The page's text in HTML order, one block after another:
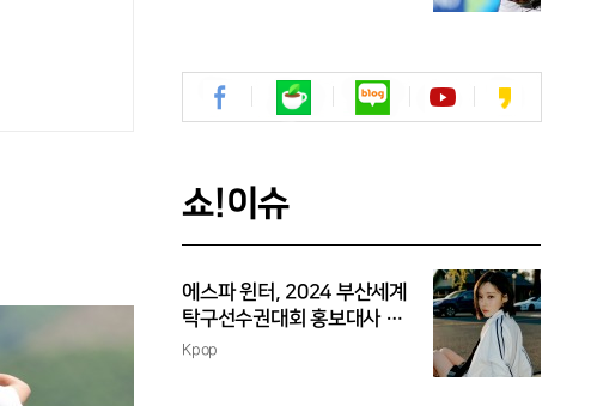
쇼!이슈
에스파 윈터, 2024 부산세계
탁구선수권대회 홍보대사 위
촉
Kpop